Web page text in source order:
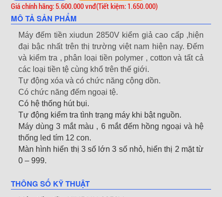
Giá chính hãng: 5.600.000 vnđ(Tiết kiệm: 1.650.000)
MÔ TẢ SẢN PHẨM
Máy đếm tiền xiudun 2850V kiểm giả cao cấp ,hiện
đại bậc nhất trên thị trường việt nam hiện nay. Đếm
và kiểm tra , phân loại tiền polymer , cotton và tất cả
các loại tiền tệ cùng khổ trên thế giới.
Tự động xóa và có chức năng cộng dồn.
Có chức năng đếm ngoại tệ.
Có hệ thống hút bụi.
Tự động kiểm tra tình trạng máy khi bật nguồn.
Máy dùng 3 mắt màu , 6 mắt đếm hồng ngoại và hệ
thống led tím 12 con.
Màn hình hiển thị 3 số lớn 3 số nhỏ, hiển thị 2 mặt từ
0 – 999.
THÔNG SỐ KỸ THUẬT